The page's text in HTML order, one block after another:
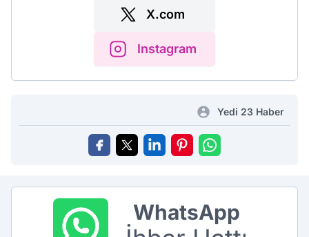
X.com
Instagram
Yedi 23 Haber
WhatsApp